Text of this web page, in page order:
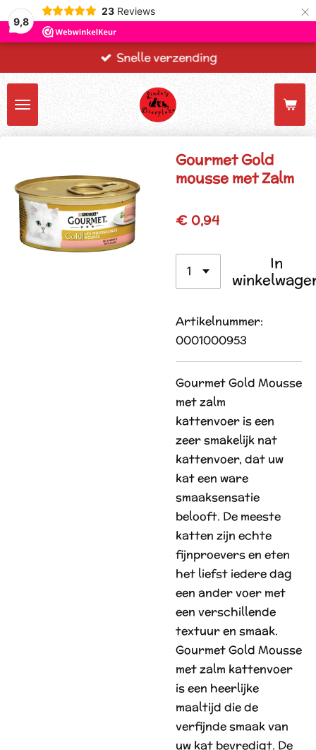
9,8
23 Reviews ×
Snelle verzending
Gourmet Gold
mousse met Zalm
€ 0,94
In
Artikelnummer:
0001000953
Gourmet Gold Mousse
met zalm
kattenvoer is een
zeer smakelijk nat
kattenvoer, dat uw
kat een ware
smaaksensatie
belooft. De meeste
katten zijn echte
fijnproevers en eten
het liefst iedere dag
een ander voer met
een verschillende
textuur en smaak.
Gourmet Gold Mousse
met zalm kattenvoer
is een heerlijke
maaltijd die de
verfijnde smaak van
uw kat bevredigt. De